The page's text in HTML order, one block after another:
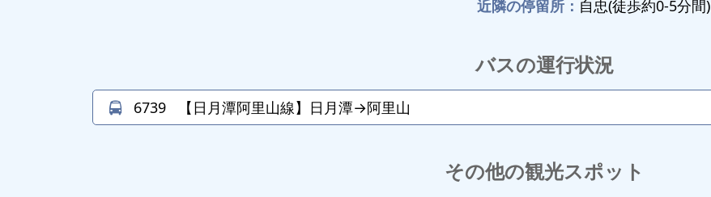
近隣の停留所： 自忠(徒歩約0-5分間)
バスの運行状況
6739 【日月潭阿里山線】日月潭→阿里山
その他の観光スポット